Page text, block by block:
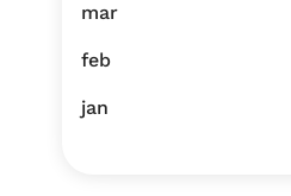
mar
feb
jan